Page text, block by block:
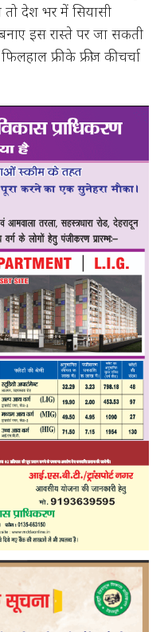
देश भर में सियासी
इस रास्ते पर जा सकती
फ्री के फ्रीज की चर्चा